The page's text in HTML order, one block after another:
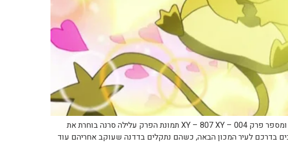
שם הפרק – English A Shockingly Cheeky Friendship שם הפרק – עברית חברות מחשמלת שם עונה ומספר פרק XY – 807 XY – 004 תמונת הפרק עלילה סרנה בוחרת את
בדרכם לעיר המכון הבאה, כשהם נתקלים בדדנה שעוקב אחריהם עוד